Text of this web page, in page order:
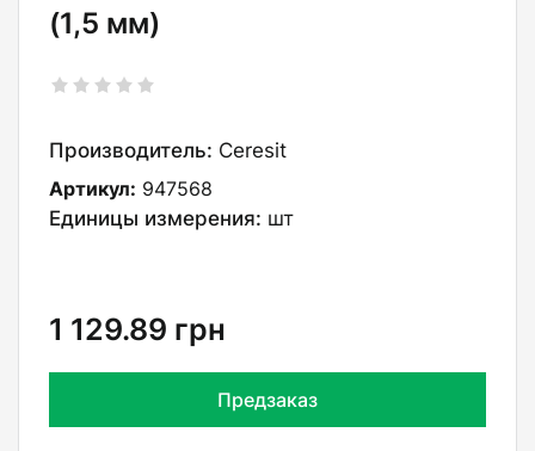
(1,5 мм)
Производитель: Ceresit
Артикул: 947568
Единицы измерения: шт
1 129.89 грн
Предзаказ